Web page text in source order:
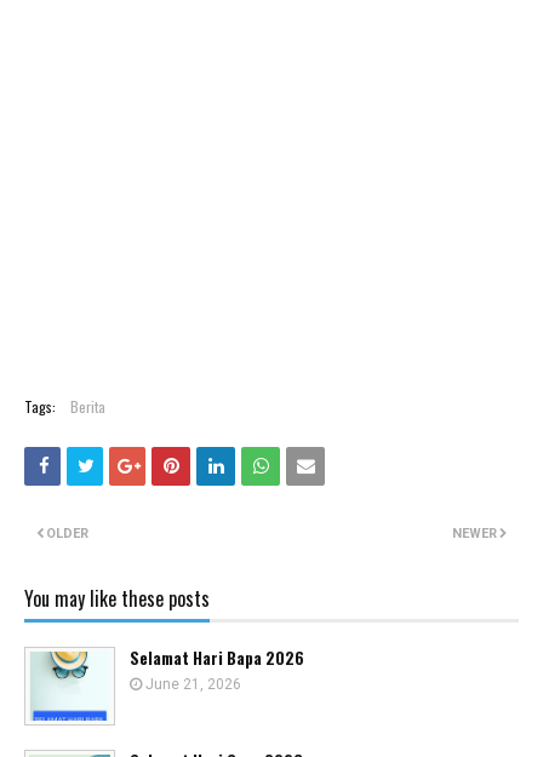
Tags: Berita
NEWER
OLDER
You may like these posts
Selamat Hari Bapa 2026
June 21, 2026